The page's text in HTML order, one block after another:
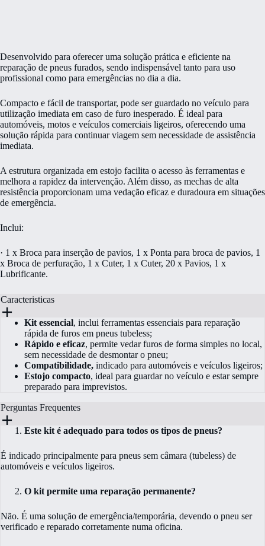
Desenvolvido para oferecer uma solução prática e eficiente na
reparação de pneus furados, sendo indispensável tanto para uso
profissional como para emergências no dia a dia.
Compacto e fácil de transportar, pode ser guardado no veículo para
utilização imediata em caso de furo inesperado. É ideal para
automóveis, motos e veículos comerciais ligeiros, oferecendo uma
solução rápida para continuar viagem sem necessidade de assistência
imediata.
A estrutura organizada em estojo facilita o acesso às ferramentas e
melhora a rapidez da intervenção. Além disso, as mechas de alta
resistência proporcionam uma vedação eficaz e duradoura em situações
de emergência.
Inclui:
· 1 x Broca para inserção de pavios, 1 x Ponta para broca de pavios, 1
x Broca de perfuração, 1 x Cuter, 1 x Cuter, 20 x Pavios, 1 x
Lubrificante.
Caracteristicas
Kit essencial, inclui ferramentas essenciais para reparação
rápida de furos em pneus tubeless;
Rápido e eficaz, permite vedar furos de forma simples no local,
sem necessidade de desmontar o pneu;
Compatibilidade, indicado para automóveis e veículos ligeiros;
Estojo compacto, ideal para guardar no veículo e estar sempre
preparado para imprevistos.
Perguntas Frequentes
Este kit é adequado para todos os tipos de pneus?
É indicado principalmente para pneus sem câmara (tubeless) de
automóveis e veículos ligeiros.
O kit permite uma reparação permanente?
Não. É uma solução de emergência/temporária, devendo o pneu ser
verificado e reparado corretamente numa oficina.